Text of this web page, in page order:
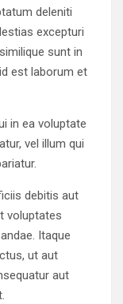
deleniti
excepturi
sunt in
est laborum et
in ea voluptate
vel illum qui
debitis aut
voluptates
Itaque
ut aut
aut